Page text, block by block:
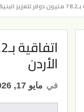
في الأردن
الأردن
في مايو 17, 2026